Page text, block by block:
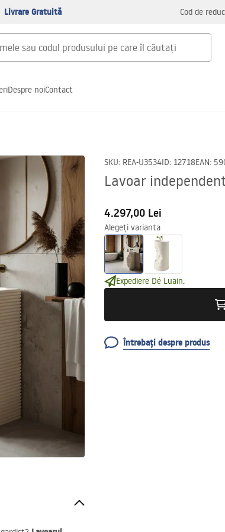
Livrare Gratuită Cod de
Despre noiContact
SKU: REA-U3534ID: 12718EAN:
Lavoar
4.297,00 Lei
Alegeți varianta
Expediere Dé Luain.
Întrebați despre produs